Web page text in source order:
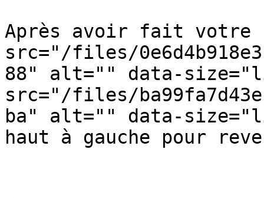
Après avoir fait votre
src="/files/
88" alt="" data-
src="/files/
ba" alt="" data-
haut à gauche pour